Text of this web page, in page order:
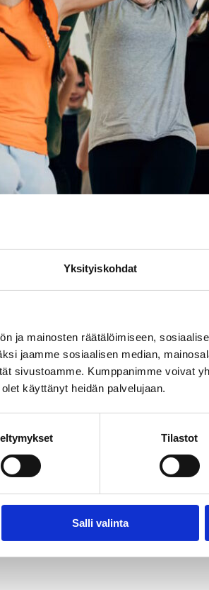
Yksityiskohdat
ja mainosten räätälöimiseen,
jaamme sosiaalisen median,
sivustoamme. Kumppanimme voivat
käyttänyt heidän palvelujaan.
Tilastot
Salli valinta
avoinna!
joka olet 13–18 vuotias,
iloon sekä yhteisöllisyyteen.
nuori täyttää Webropolissa kolme